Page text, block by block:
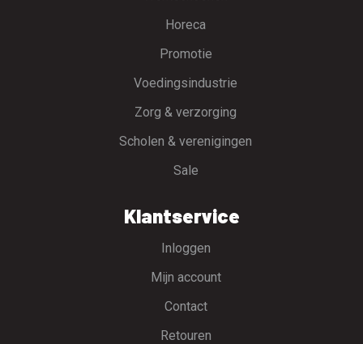
Horeca
Promotie
Voedingsindustrie
Zorg & verzorging
Scholen & verenigingen
Sale
Klantservice
Inloggen
Mijn account
Contact
Retouren